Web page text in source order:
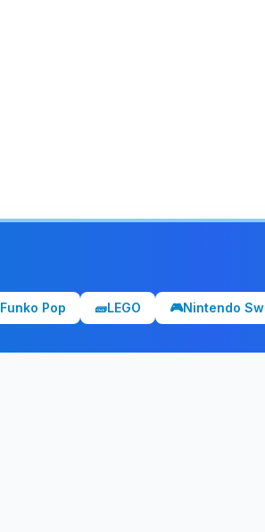
Funko Pop 🧱LEGO 🎮Nintendo